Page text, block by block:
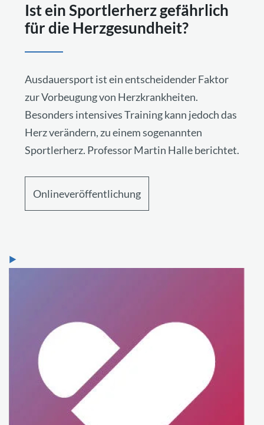
Ist ein Sportlerherz gefährlich
für die Herzgesundheit?
Ausdauersport ist ein entscheidender Faktor
zur Vorbeugung von Herzkrankheiten.
Besonders intensives Training kann jedoch das
Herz verändern, zu einem sogenannten
Sportlerherz. Professor Martin Halle berichtet.
Onlineveröffentlichung